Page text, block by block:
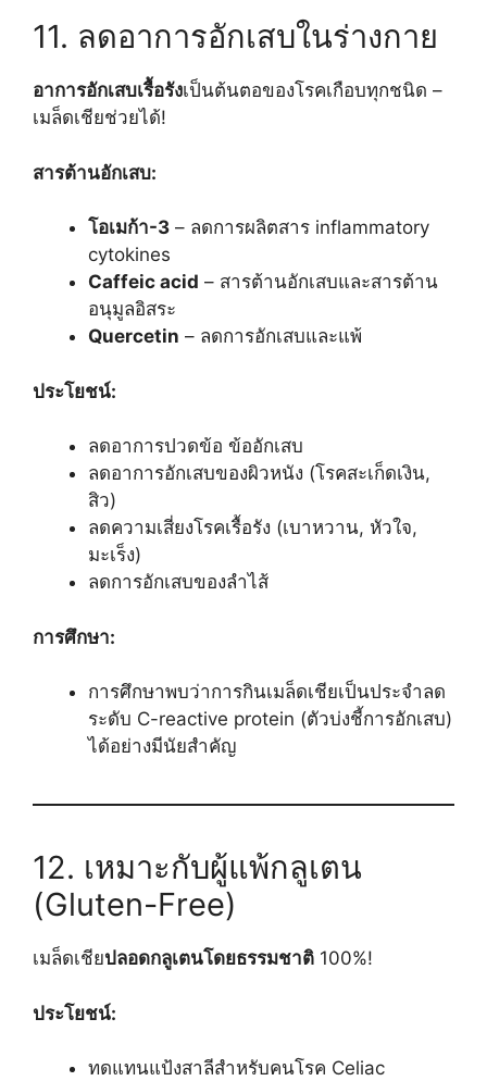
11. ลดอาการอักเสบในร่างกาย
อาการอักเสบเรื้อรังเป็นต้นตอของโรคเกือบทุกชนิด –
เมล็ดเชียช่วยได้!
สารต้านอักเสบ:
โอเมก้า-3 – ลดการผลิตสาร inflammatory
cytokines
Caffeic acid – สารต้านอักเสบและสารต้าน
อนุมูลอิสระ
Quercetin – ลดการอักเสบและแพ้
ประโยชน์:
ลดอาการปวดข้อ ข้ออักเสบ
ลดอาการอักเสบของผิวหนัง (โรคสะเก็ดเงิน,
สิว)
ลดความเสี่ยงโรคเรื้อรัง (เบาหวาน, หัวใจ,
มะเร็ง)
ลดการอักเสบของลำไส้
การศึกษา:
การศึกษาพบว่าการกินเมล็ดเชียเป็นประจำลด
ระดับ C-reactive protein (ตัวบ่งชี้การอักเสบ)
ได้อย่างมีนัยสำคัญ
12. เหมาะกับผู้แพ้กลูเตน
(Gluten-Free)
เมล็ดเชียปลอดกลูเตนโดยธรรมชาติ 100%!
ประโยชน์:
ทดแทนแป้งสาลีสำหรับคนโรค Celiac